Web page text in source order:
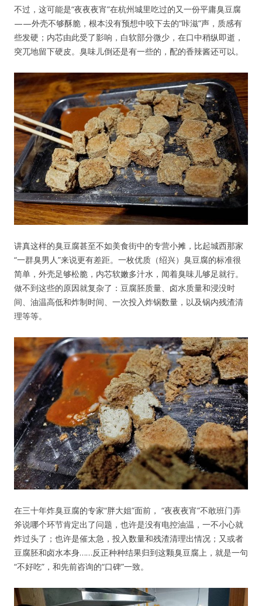
不过，这可能是“夜夜夜宵”在杭州城里吃过的又一份平庸臭豆腐
——外壳不够酥脆，根本没有预想中咬下去的“咔滋”声，质感有
些发硬；内芯由此受了影响，白软部分微少，在口中稍纵即逝，
突兀地留下硬皮。臭味儿倒还是有一些的，配的香辣酱还可以。
讲真这样的臭豆腐甚至不如美食街中的专营小摊，比起城西那家
“一群臭男人”来说更有差距。一枚优质（绍兴）臭豆腐的标准很
简单，外壳足够松脆，内芯软嫩多汁水，闻着臭味儿够足就行。
做不到这些的原因就复杂了：豆腐胚质量、卤水质量和浸没时
间、油温高低和炸制时间、一次投入炸锅数量，以及锅内残渣清
理等等。
在三十年炸臭豆腐的专家“胖大姐”面前， “夜夜夜宵”不敢班门弄
斧说哪个环节肯定出了问题，也许是没有电控油温，一不小心就
炸过头了；也许是催太急，投入数量和残渣清理出情况；又或者
豆腐胚和卤水本身……反正种种结果归到这颗臭豆腐上，就是一句
“不好吃”，和先前咨询的“口碑”一致。